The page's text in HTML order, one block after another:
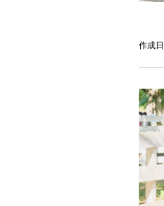
作成日